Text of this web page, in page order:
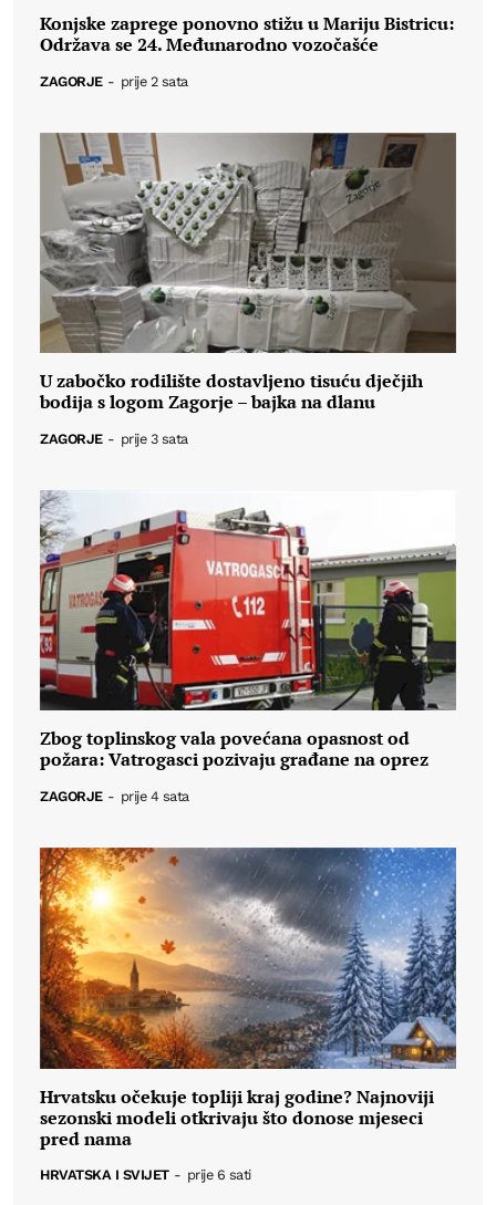
Konjske zaprege ponovno stižu u Mariju Bistricu:
Održava se 24. Međunarodno vozočašće
ZAGORJE - prije 2 sata
U zabočko rodilište dostavljeno tisuću dječjih
bodija s logom Zagorje – bajka na dlanu
ZAGORJE - prije 3 sata
Zbog toplinskog vala povećana opasnost od
požara: Vatrogasci pozivaju građane na oprez
ZAGORJE - prije 4 sata
Hrvatsku očekuje topliji kraj godine? Najnoviji
sezonski modeli otkrivaju što donose mjeseci
pred nama
HRVATSKA I SVIJET - prije 6 sati